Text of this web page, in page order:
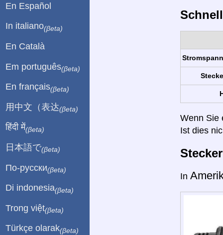
Wenn Sie
Ist dies
In
En Español
In italiano(βeta)
En Català
Em português(βeta)
En français(βeta)
用中文（表达(βeta)
हिंदी में(βeta)
日本語で(βeta)
По-русски(βeta)
Di indonesia(βeta)
Trong việt(βeta)
Türkçe olarak(βeta)